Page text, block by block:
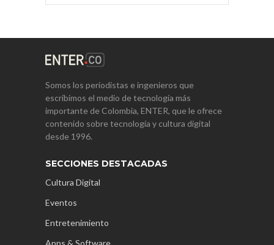
Somos los periodistas e ingenieros que
escribimos el medio de tecnología más
importante de Colombia, ENTER, que le ofrece
contenido sobre tecnología y cultura digital
desde 1996.
SECCIONES DESTACADAS
Cultura Digital
Eventos
Entretenimiento
Apps & Software